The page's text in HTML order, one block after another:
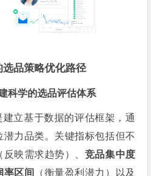
品策略优化路径
科学的选品评估体系
立基于数据的评估框架，通
力品类。关键指标包括但不
反映需求趋势）、 竞品集中度
率区间
（衡量盈利潜力）以及